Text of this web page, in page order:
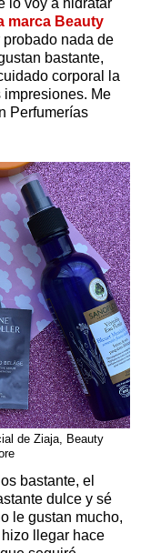
lo voy a hidratar
marca Beauty
nada de
bastante,
corporal la
impresiones. Me
Perfumerías
de Ziaja, Beauty
bastante, el
dulce y sé
le gustan mucho,
llegar hace